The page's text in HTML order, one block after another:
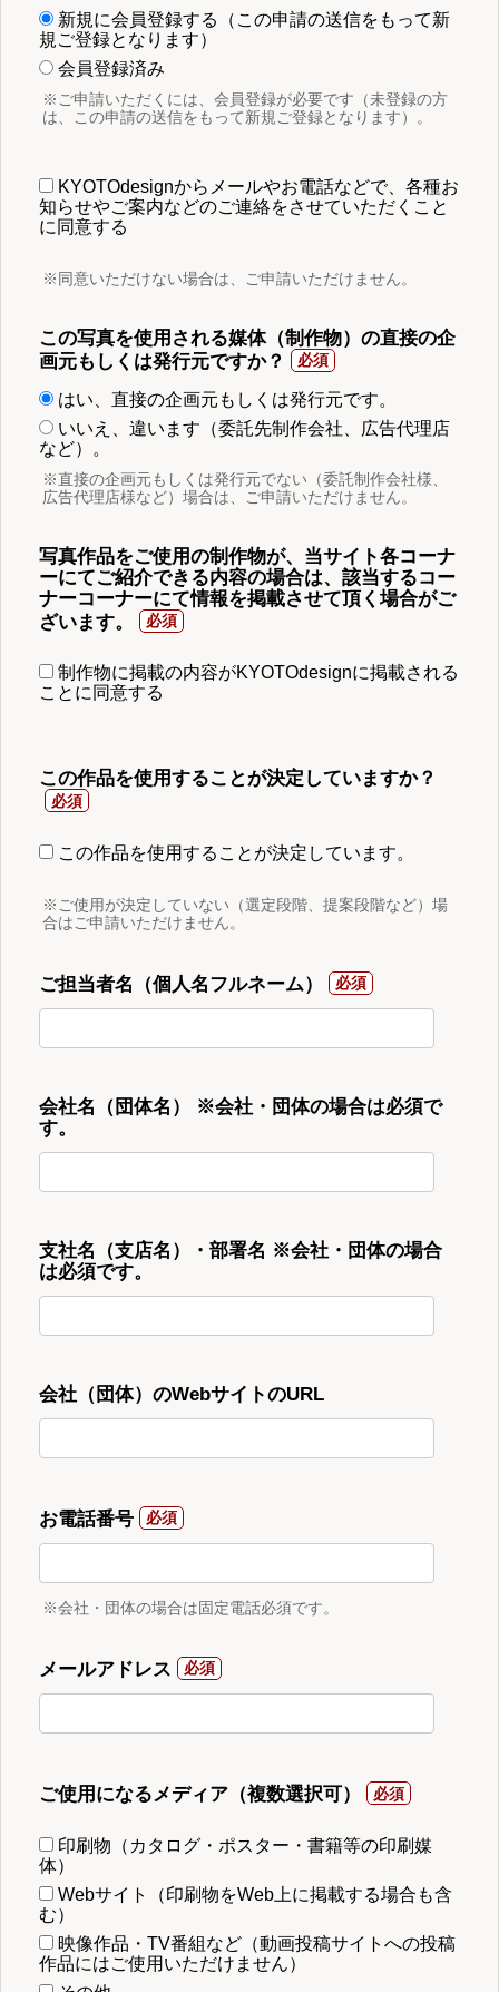
新規に会員登録する（この申請の送信をもって新
規ご登録となります）
会員登録済み
※ご申請いただくには、会員登録が必要です（未登録の方
は、この申請の送信をもって新規ご登録となります）。
KYOTOdesignからメールやお電話などで、各種お
知らせやご案内などのご連絡をさせていただくこと
に同意する
※同意いただけない場合は、ご申請いただけません。
この写真を使用される媒体（制作物）の直接の企
画元もしくは発行元ですか？
はい、直接の企画元もしくは発行元です。
いいえ、違います（委託先制作会社、広告代理店
など）。
※直接の企画元もしくは発行元でない（委託制作会社様、
広告代理店様など）場合は、ご申請いただけません。
写真作品をご使用の制作物が、当サイト各コーナ
ーにてご紹介できる内容の場合は、該当するコー
ナーコーナーにて情報を掲載させて頂く場合がご
ざいます。
制作物に掲載の内容がKYOTOdesignに掲載される
ことに同意する
この作品を使用することが決定していますか？
この作品を使用することが決定しています。
※ご使用が決定していない（選定段階、提案段階など）場
合はご申請いただけません。
ご担当者名（個人名フルネーム）
会社名（団体名） ※会社・団体の場合は必須で
す。
支社名（支店名）・部署名 ※会社・団体の場合
は必須です。
会社（団体）のWebサイトのURL
お電話番号
※会社・団体の場合は固定電話必須です。
メールアドレス
ご使用になるメディア（複数選択可）
印刷物（カタログ・ポスター・書籍等の印刷媒
体）
Webサイト（印刷物をWeb上に掲載する場合も含
む）
映像作品・TV番組など（動画投稿サイトへの投稿
作品にはご使用いただけません）